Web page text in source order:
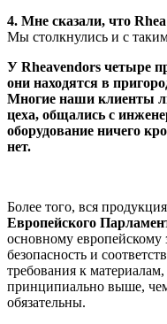
4. Мне сказали, что
Мы столкнулись и с
У Rheavendors четыре
они находятся в
Многие наши клиенты
цеха, общались с
оборудование ничего
нет.
Более того, вся
Европейского
основному европейскому
безопасность и
требования к
принципиально выше, чем
обязательны.